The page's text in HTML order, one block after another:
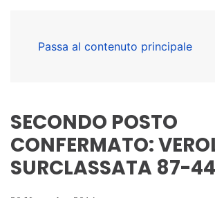
Passa al contenuto principale
SECONDO POSTO
CONFERMATO:
SURCLASSATA 87-